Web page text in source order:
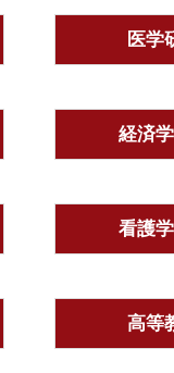
医学
経済
看護
高等